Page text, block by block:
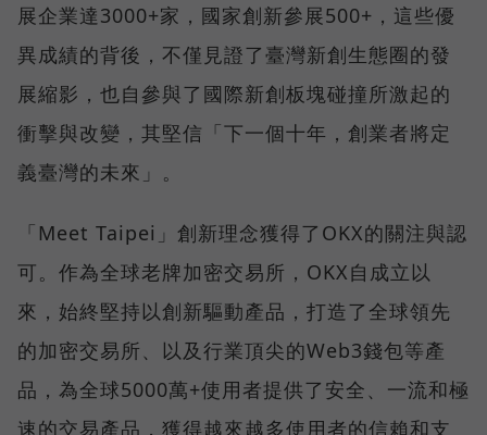
展企業達3000+家，國家創新參展500+，這些優
異成績的背後，不僅見證了臺灣新創生態圈的發
展縮影，也自參與了國際新創板塊碰撞所激起的
衝擊與改變，其堅信「下一個十年，創業者將定
義臺灣的未來」。
「Meet Taipei」創新理念獲得了OKX的關注與認
可。作為全球老牌加密交易所，OKX自成立以
來，始終堅持以創新驅動產品，打造了全球領先
的加密交易所、以及行業頂尖的Web3錢包等產
品，為全球5000萬+使用者提供了安全、一流和極
速的交易產品，獲得越來越多使用者的信賴和支